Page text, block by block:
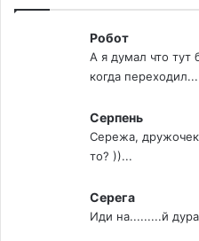
Робот
А я думал что тут
когда переходил...
Серпень
Сережа,
то? ))...
Серега
Иди на.........й